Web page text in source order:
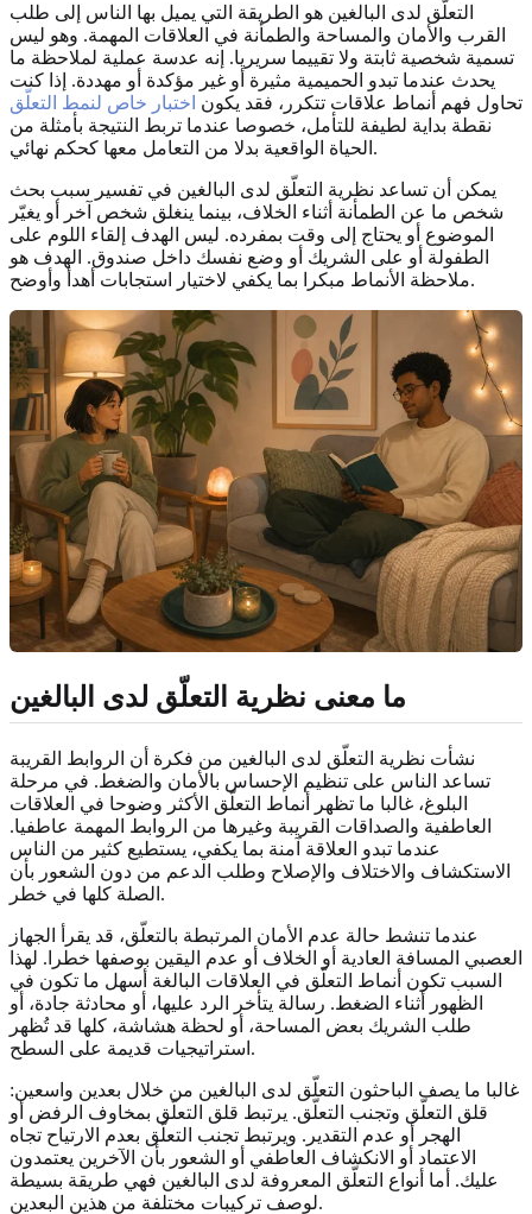
التعلّق لدى البالغين هو الطريقة التي يميل بها الناس إلى طلب
القرب والأمان والمساحة والطمأنة في العلاقات المهمة. وهو ليس
تسمية شخصية ثابتة ولا تقييما سريريا. إنه عدسة عملية لملاحظة ما
يحدث عندما تبدو الحميمية مثيرة أو غير مؤكدة أو مهددة. إذا كنت
تحاول فهم أنماط علاقات تتكرر، فقد يكون اختبار خاص لنمط التعلّق
نقطة بداية لطيفة للتأمل، خصوصا عندما تربط النتيجة بأمثلة من
الحياة الواقعية بدلا من التعامل معها كحكم نهائي.
يمكن أن تساعد نظرية التعلّق لدى البالغين في تفسير سبب بحث
شخص ما عن الطمأنة أثناء الخلاف، بينما ينغلق شخص آخر أو يغيّر
الموضوع أو يحتاج إلى وقت بمفرده. ليس الهدف إلقاء اللوم على
الطفولة أو على الشريك أو وضع نفسك داخل صندوق. الهدف هو
ملاحظة الأنماط مبكرا بما يكفي لاختيار استجابات أهدأ وأوضح.
ما معنى نظرية التعلّق لدى البالغين
نشأت نظرية التعلّق لدى البالغين من فكرة أن الروابط القريبة
تساعد الناس على تنظيم الإحساس بالأمان والضغط. في مرحلة
البلوغ، غالبا ما تظهر أنماط التعلّق الأكثر وضوحا في العلاقات
العاطفية والصداقات القريبة وغيرها من الروابط المهمة عاطفيا.
عندما تبدو العلاقة آمنة بما يكفي، يستطيع كثير من الناس
الاستكشاف والاختلاف والإصلاح وطلب الدعم من دون الشعور بأن
الصلة كلها في خطر.
عندما تنشط حالة عدم الأمان المرتبطة بالتعلّق، قد يقرأ الجهاز
العصبي المسافة العادية أو الخلاف أو عدم اليقين بوصفها خطرا. لهذا
السبب تكون أنماط التعلّق في العلاقات البالغة أسهل ما تكون في
الظهور أثناء الضغط. رسالة يتأخر الرد عليها، أو محادثة جادة، أو
طلب الشريك بعض المساحة، أو لحظة هشاشة، كلها قد تُظهر
استراتيجيات قديمة على السطح.
غالبا ما يصف الباحثون التعلّق لدى البالغين من خلال بعدين واسعين:
قلق التعلّق وتجنب التعلّق. يرتبط قلق التعلّق بمخاوف الرفض أو
الهجر أو عدم التقدير. ويرتبط تجنب التعلّق بعدم الارتياح تجاه
الاعتماد أو الانكشاف العاطفي أو الشعور بأن الآخرين يعتمدون
عليك. أما أنواع التعلّق المعروفة لدى البالغين فهي طريقة بسيطة
لوصف تركيبات مختلفة من هذين البعدين.